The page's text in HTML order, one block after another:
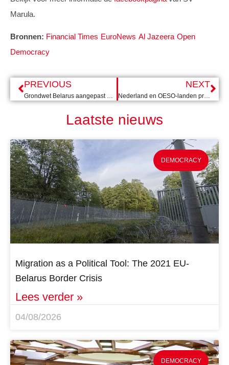
Marula.
Bronnen: Financial Times EuroNews Al Jazeera Open
Democracy
PREVIOUS NEXT
Nederland en OESO-landen proosten zonder Afrika op herziening internationaal belastingsysteem
Laatste nieuws
DEMOCRACY
Migration as a Political Tool: The 2021 EU-
Belarus Border Crisis
Lees verder »
04/08/2026
DEMOCRACY